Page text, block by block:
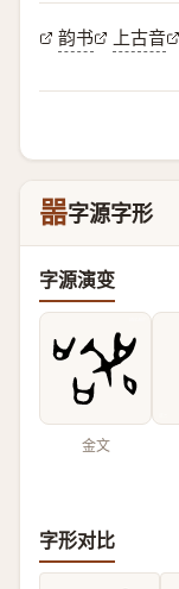
韵书 上古音
噐字源字形
字源演变
金文
字形对比